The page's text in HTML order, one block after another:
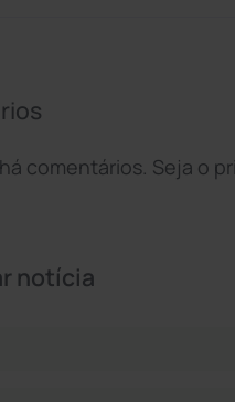
comentários. Seja o
notícia